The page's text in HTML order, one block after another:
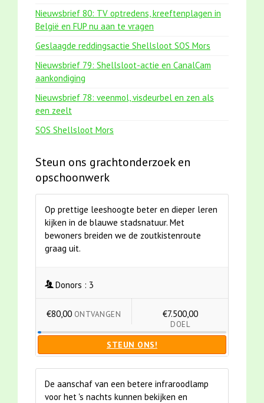
Nieuwsbrief 80: TV optredens, kreeftenplagen in
België en FUP nu aan te vragen
Geslaagde reddingsactie Shellsloot SOS Mors
Nieuwsbrief 79: Shellsloot-actie en CanalCam
aankondiging
Nieuwsbrief 78: veenmol, visdeurbel en zen als
een zeelt
SOS Shellsloot Mors
Steun ons grachtonderzoek en
opschoonwerk
Op prettige leeshoogte beter en dieper leren
kijken in de blauwe stadsnatuur. Met
bewoners breiden we de zoutkistenroute
graag uit.
Donors : 3
€80,00 ONTVANGEN €7.500,00
DOEL
STEUN ONS!
De aanschaf van een betere infraroodlamp
voor het 's nachts kunnen bekijken en